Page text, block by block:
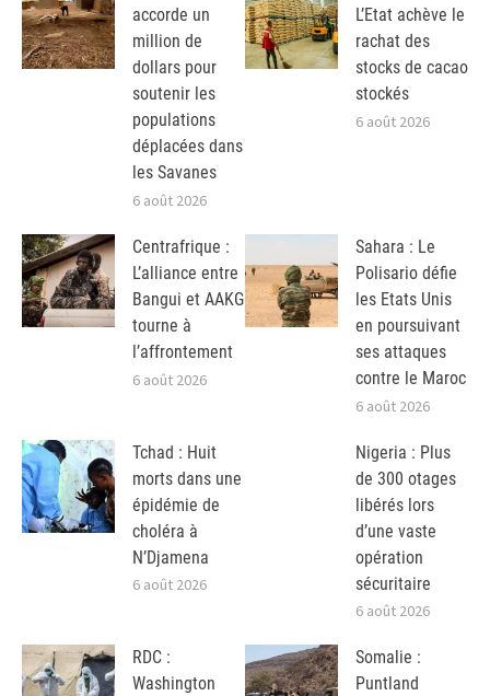
accorde un
million de
dollars pour
soutenir les
populations
déplacées dans
les Savanes
6 août 2026
L’Etat achève le
rachat des
stocks de cacao
stockés
6 août 2026
Centrafrique :
L’alliance entre
Bangui et AAKG
tourne à
l’affrontement
6 août 2026
Sahara : Le
Polisario défie
les Etats Unis
en poursuivant
ses attaques
contre le Maroc
6 août 2026
Tchad : Huit
morts dans une
épidémie de
choléra à
N’Djamena
6 août 2026
Nigeria : Plus
de 300 otages
libérés lors
d’une vaste
opération
sécuritaire
6 août 2026
RDC :
Washington
Somalie :
Puntland